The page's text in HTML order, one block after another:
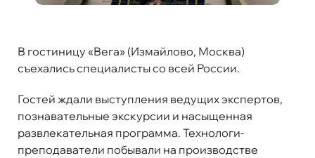
В гостиницу «Вега» (Измайлово, Москва)
съехались специалисты со всей России.
Гостей ждали выступления ведущих экспертов,
познавательные экскурсии и насыщенная
развлекательная программа. Технологи-
преподаватели побывали на производстве